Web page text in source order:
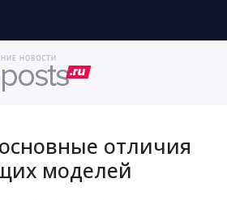
отличия
моделей